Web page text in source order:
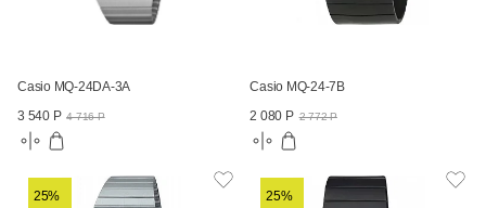
Casio MQ-24DA-3A
3 540 Р 4 716 Р
Casio MQ-24-7B
2 080 Р 2 772 Р
25% 25%